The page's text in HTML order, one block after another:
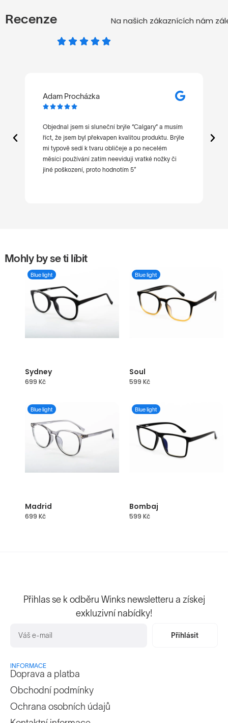
Recenze Na našich zákaznících nám
Adam Procházka

Objednal jsem si sluneční brýle “Calgary” a musím
říct, že jsem byl překvapen kvalitou produktu. Brýle
mi typově sedí k tvaru obličeje a po necelém
měsíci používání zatím neeviduji vratké nožky či
jiné poškození, proto hodnotím 5*
Mohly by se ti líbit
Blue light
Sydney
699 Kč
Blue light
Soul
599 Kč
Blue light
Madrid
699 Kč
Blue light
Bombaj
599 Kč
Přihlas se k odběru Winks newsletteru a získej
exkluzivní nabídky!
Přihlásit
INFORMACE
Doprava a platba
Obchodní podmínky
Ochrana osobních údajů